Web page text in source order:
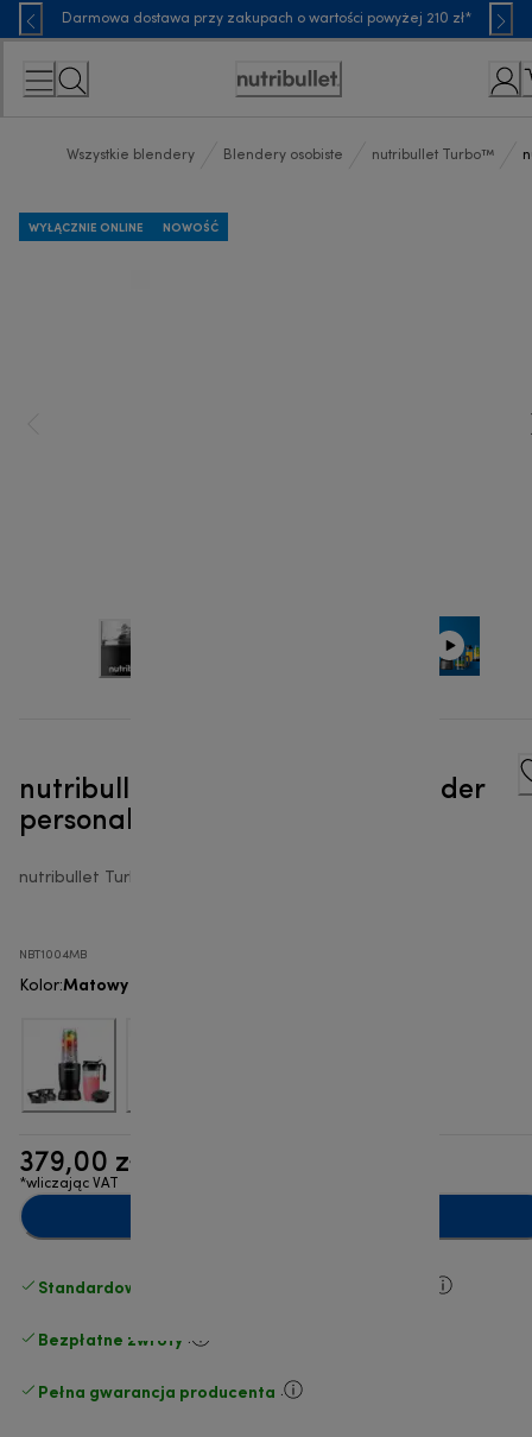
Skip
to
Content
Darmowa dostawa przy zakupach o wartości powyżej 210 zł*
Accessibility
Wszystkie blendery Blendery osobiste nutribullet Turbo™
WYŁĄCZNIE ONLINE NOWOŚĆ
nutribullet® Turbo 1000W - Blender
personalny
nutribullet Turbo™
NBT1004MB
Kolor:Matowy Czarny
379,00 zł
*wliczając VAT
Standardowa bezpłatna dostawa
Bezpłatne zwroty .
Pełna gwarancja producenta .